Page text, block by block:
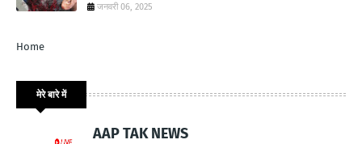
जनवरी 06, 2025
Home
मेरे बारे में
AAP TAK NEWS